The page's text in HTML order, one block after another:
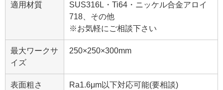
適用材質
SUS316L・Ti64・ニッケル合金アロイ
718、その他
※お気軽にご相談下さい
最大ワークサ
イズ
250×250×300mm
表面粗さ
Ra1.6μm以下対応可能(要相談)